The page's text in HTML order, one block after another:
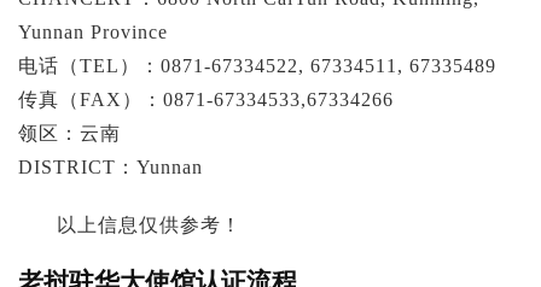
Yunnan Province
电话（TEL）：0871-67334522, 67334511, 67335489
传真（FAX）：0871-67334533,67334266
领区：云南
DISTRICT：Yunnan
以上信息仅供参考！